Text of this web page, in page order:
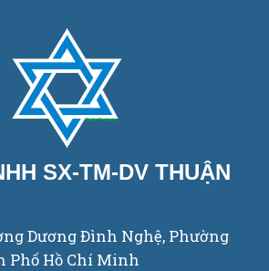
SX-TM-DV THUẬN
Dương Đình Nghệ, Phường
Phố Hồ Chí Minh